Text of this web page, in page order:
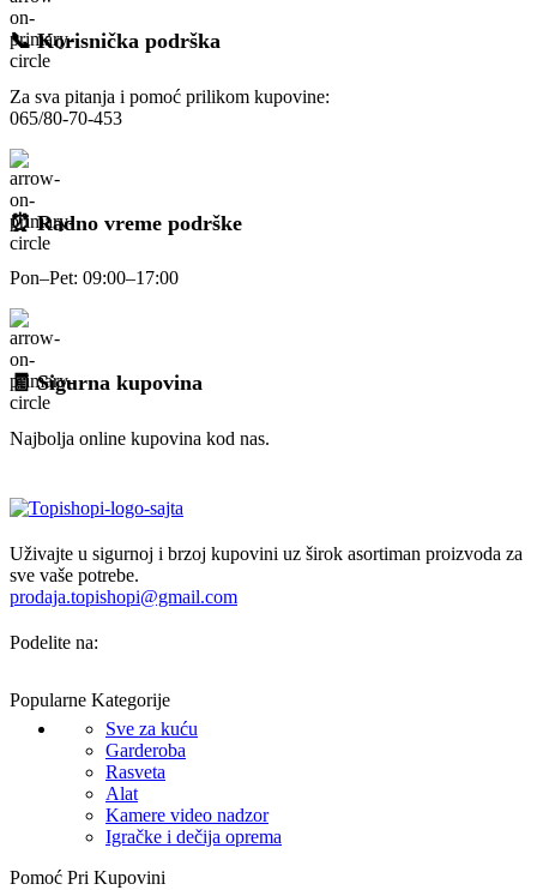
📞 Korisnička podrška
Za sva pitanja i pomoć prilikom kupovine:
065/80-70-453
⏰ Radno vreme podrške
Pon–Pet: 09:00–17:00
🧾 Sigurna kupovina
Najbolja online kupovina kod nas.
Uživajte u sigurnoj i brzoj kupovini uz širok asortiman proizvoda za
sve vaše potrebe.
prodaja.topishopi@gmail.com
Podelite na:
Popularne Kategorije
Sve za kuću
Garderoba
Rasveta
Alat
Kamere video nadzor
Igračke i dečija oprema
Pomoć Pri Kupovini